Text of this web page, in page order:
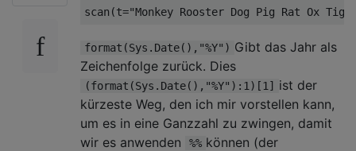
format(Sys.Date(),"%Y") Gibt das Jahr als
Zeichenfolge zurück. Dies
(format(Sys.Date(),"%Y"):1)[1]
ist der
kürzeste Weg, den ich mir vorstellen kann,
um es in eine Ganzzahl zu zwingen, damit
wir es anwenden
%% können (der